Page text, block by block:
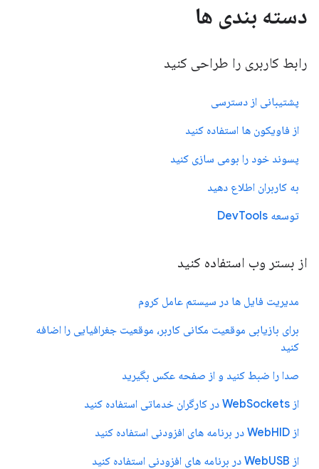
دسته بندی ها
رابط کاربری را طراحی کنید
پشتیبانی از دسترسی
از فاویکون ها استفاده کنید
پسوند خود را بومی سازی کنید
به کاربران اطلاع دهید
توسعه DevTools
از بستر وب استفاده کنید
مدیریت فایل ها در سیستم عامل کروم
برای بازیابی موقعیت مکانی کاربر، موقعیت جغرافیایی را اضافه
کنید
صدا را ضبط کنید و از صفحه عکس بگیرید
از WebSockets در کارگران خدماتی استفاده کنید
از WebHID در برنامه های افزودنی استفاده کنید
از WebUSB در برنامه های افزودنی استفاده کنید